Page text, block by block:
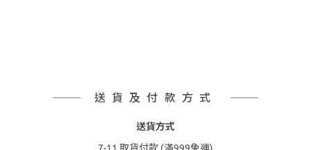
送貨及付款方式
送貨方式